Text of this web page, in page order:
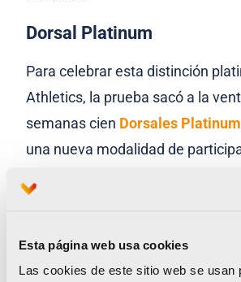
Esta página web usa cookies
Las cookies de este sitio web se usan
Dorsal Platinum
Para celebrar esta distinción
Athletics, la prueba sacó a la
semanas cien Dorsales Platinum
una nueva modalidad de
para
zona VIP, poncho poscarrera,